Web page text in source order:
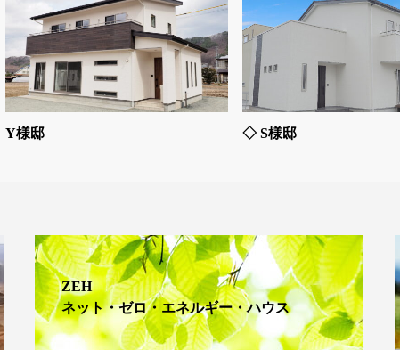
Y様邸 ◇ S様邸
ZEH
ネット・ゼロ・エネルギー・ハウス